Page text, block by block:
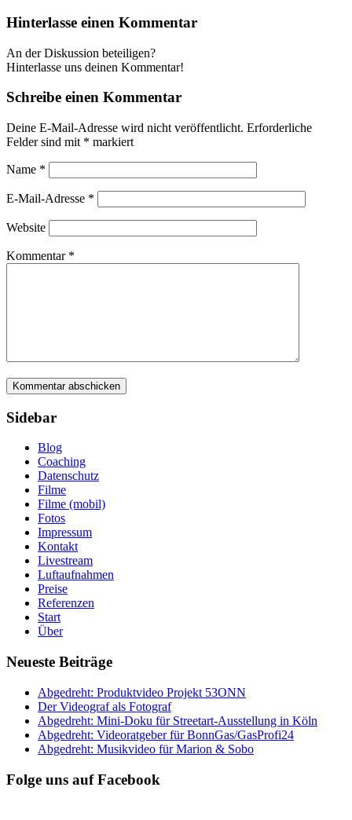
Hinterlasse einen Kommentar
An der Diskussion beteiligen?
Hinterlasse uns deinen Kommentar!
Schreibe einen Kommentar
Deine E-Mail-Adresse wird nicht veröffentlicht. Erforderliche
Felder sind mit * markiert
Name *
E-Mail-Adresse *
Website
Kommentar *
Sidebar
Blog
Coaching
Datenschutz
Filme
Filme (mobil)
Fotos
Impressum
Kontakt
Livestream
Luftaufnahmen
Preise
Referenzen
Start
Über
Neueste Beiträge
Abgedreht: Produktvideo Projekt 53ONN
Der Videograf als Fotograf
Abgedreht: Mini-Doku für Streetart-Ausstellung in Köln
Abgedreht: Videoratgeber für BonnGas/GasProfi24
Abgedreht: Musikvideo für Marion & Sobo
Folge uns auf Facebook